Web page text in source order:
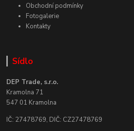
Obchodní podmínky
Fotogalerie
Kontakty
Sídlo
DEP Trade, s.r.o.
Kramolna 71
547 01 Kramolna
IČ: 27478769, DIČ: CZ27478769